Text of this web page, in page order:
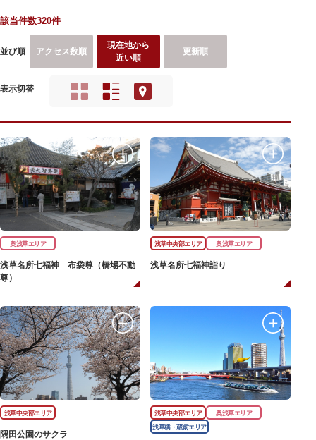
該当件数320件
並び順 アクセス数順
現在地から
近い順
更新順
表示切替
奥浅草エリア
浅草名所七福神 布袋尊（橋場不動
尊）
浅草中央部エリア 奥浅草エリア
浅草名所七福神詣り
浅草中央部エリア
隅田公園のサクラ
浅草中央部エリア
奥浅草エリア
浅草橋・蔵前エリア